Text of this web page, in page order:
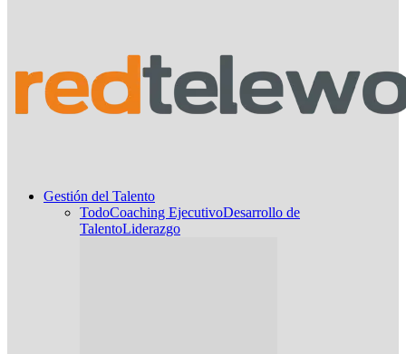
Gestión del Talento
TodoCoaching EjecutivoDesarrollo de
TalentoLiderazgo